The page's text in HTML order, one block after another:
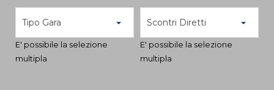
Tipo Gara
E' possibile la selezione
multipla
Scontri Diretti
E' possibile la selezione
multipla